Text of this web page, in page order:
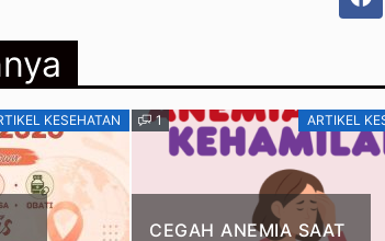
KESEHATAN 1 ARTIKEL
CEGAH ANEMIA SAAT